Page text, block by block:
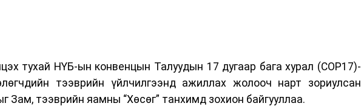
тухай НҮБ-ын конвенцын Талуудын 17 дугаар бага хурал (COP17)-
тээврийн үйлчилгээнд ажиллах жолооч нарт зориулсан
Зам, тээврийн яамны “Хөсөг” танхимд зохион байгууллаа.